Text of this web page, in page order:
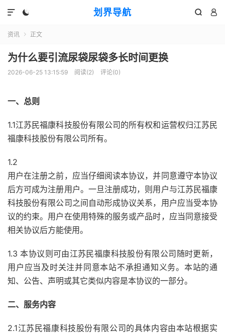
划界导航
  

资讯  正文
为什么要引流尿袋尿袋多长时间更换
2026-06-25 13:15:59 阅读(2) 评论(0)
一、总则
1.1江苏民福康科技股份有限公司的所有权和运营权归江苏民
福康科技股份有限公司所有。
1.2
用户在注册之前，应当仔细阅读本协议，并同意遵守本协议
后方可成为注册用户。一旦注册成功，则用户与江苏民福康
科技股份有限公司之间自动形成协议关系，用户应当受本协
议的约束。用户在使用特殊的服务或产品时，应当同意接受
相关协议后方能使用。
1.3 本协议则可由江苏民福康科技股份有限公司随时更新，
用户应当及时关注并同意本站不承担通知义务。本站的通
知、公告、声明或其它类似内容是本协议的一部分。
二、服务内容
2.1江苏民福康科技股份有限公司的具体内容由本站根据实